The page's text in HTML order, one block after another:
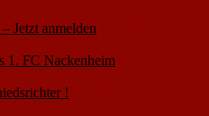
Jetzt anmelden
1. FC Nackenheim
!